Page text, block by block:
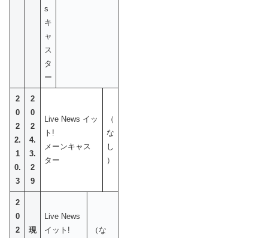
s
キ
ャ
ス
タ
ー
2
0
2
2.
1
0.
3
2
0
2
4.
3.
2
9
Live News イッ
ト!
メーンキャス
ター
（
な
し
）
2
0
2
現
Live News
イット!
（な